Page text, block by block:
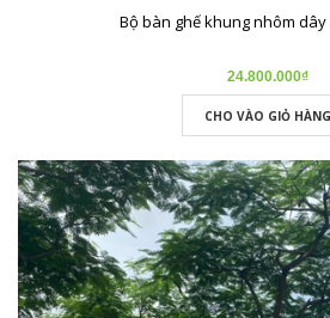
Bộ bàn ghế khung nhôm dây
24.800.000₫
CHO VÀO GIỎ HÀNG